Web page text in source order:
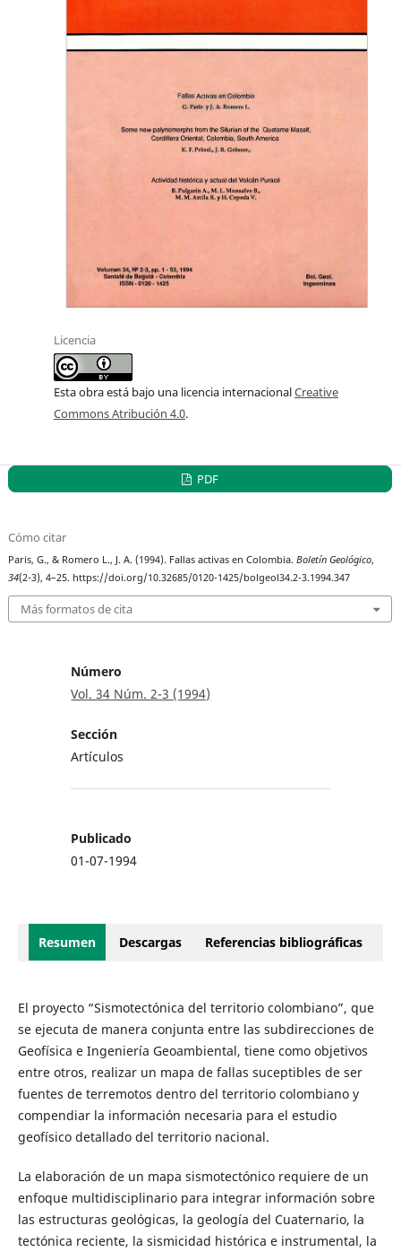
Licencia
Esta obra está bajo una licencia internacionalCreative
Commons Atribución 4.0.
PDF
Cómo citar
Paris, G., & Romero L., J. A. (1994). Fallas activas en Colombia.Boletín Geológico,
34(2-3), 4–25. https://doi.org/10.32685/0120-1425/bolgeol34.2-3.1994.347
Más formatos de cita
Número
Vol. 34 Núm. 2-3 (1994)
Sección
Artículos
Publicado
01-07-1994
Resumen Descargas Referencias bibliográficas
El proyecto “Sismotectónica del territorio colombiano”, que
se ejecuta de manera conjunta entre las subdirecciones de
Geofísica e Ingeniería Geoambiental, tiene como objetivos
entre otros, realizar un mapa de fallas suceptibles de ser
fuentes de terremotos dentro del territorio colombiano y
compendiar la información necesaria para el estudio
geofísico detallado del territorio nacional.
La elaboración de un mapa sismotectónico requiere de un
enfoque multidisciplinario para integrar información sobre
las estructuras geológicas, la geología del Cuaternario, la
tectónica reciente, la sismicidad histórica e instrumental, la